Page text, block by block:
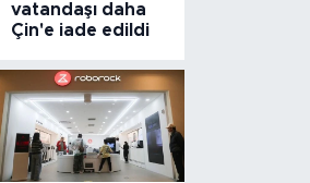
vatandaşı daha
Çin'e iade edildi